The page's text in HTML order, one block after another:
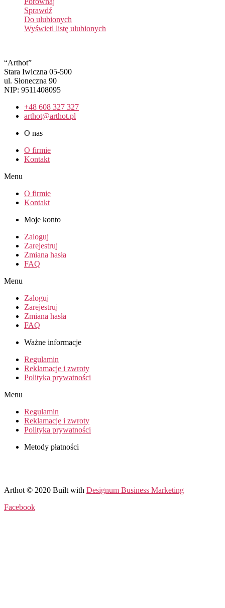
Sprawdź
Do ulubionych
Wyświetl listę ulubionych
“Arthot”
Stara Iwiczna 05-500
ul. Słoneczna 90
NIP: 9511408095
+48 608 327 327
arthot@arthot.pl
O nas
O firmie
Kontakt
Menu
O firmie
Kontakt
Moje konto
Zaloguj
Zarejestruj
Zmiana hasła
FAQ
Menu
Zaloguj
Zarejestruj
Zmiana hasła
FAQ
Ważne informacje
Regulamin
Reklamacje i zwroty
Polityka prywatności
Menu
Regulamin
Reklamacje i zwroty
Polityka prywatności
Metody płatności
Arthot © 2020 Built with Designum Business Marketing
Facebook